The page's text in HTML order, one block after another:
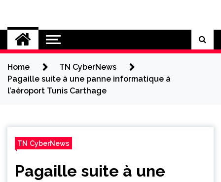
content
Cybersecurity News
Home
TN CyberNews
Pagaille suite à une panne informatique à
l’aéroport Tunis Carthage
TN CyberNews
Pagaille suite à une